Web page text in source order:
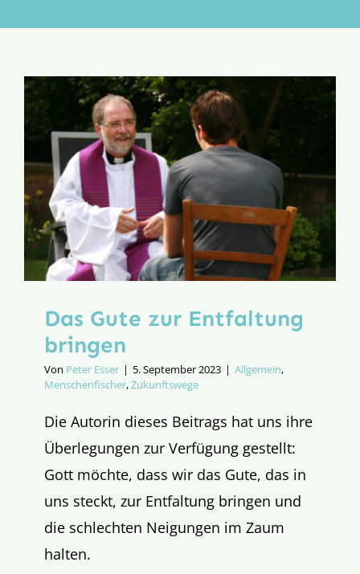
Aktion
Das Gute zur Entfaltung
bringen
Von Peter Esser | 5. September 2023 | Allgemein,
Menschenfischer,Zukunftswege
Die Autorin dieses Beitrags hat uns ihre
Überlegungen zur Verfügung gestellt:
Gott möchte, dass wir das Gute, das in
uns steckt, zur Entfaltung bringen und
die schlechten Neigungen im Zaum
halten.